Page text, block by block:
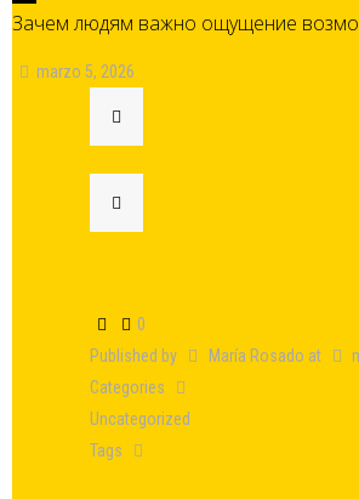
Зачем людям важно ощущение
marzo 5, 2026
0
Published by
María Rosado at
Categories
Uncategorized
Tags